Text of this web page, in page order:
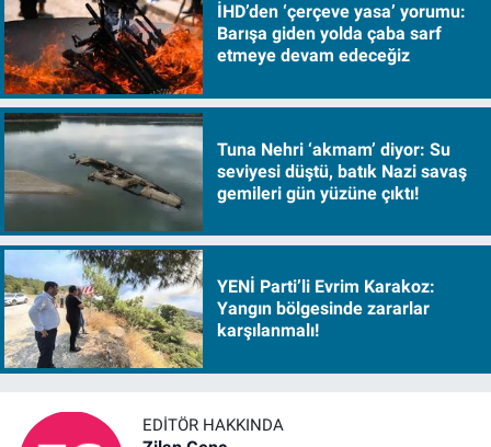
İHD’den ‘çerçeve yasa’ yorumu:
Barışa giden yolda çaba sarf
etmeye devam edeceğiz
Tuna Nehri ‘akmam’ diyor: Su
seviyesi düştü, batık Nazi savaş
gemileri gün yüzüne çıktı!
YENİ Parti’li Evrim Karakoz:
Yangın bölgesinde zararlar
karşılanmalı!
EDITÖR HAKKINDA